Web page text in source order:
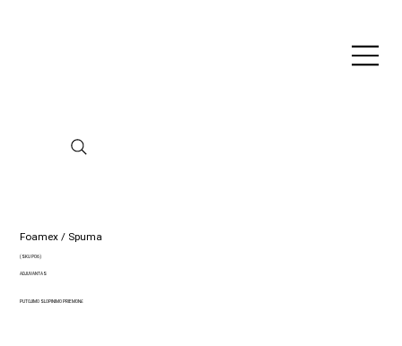
Foamex / Spuma
(SKU P06)
ADJUVANTAS
PUTOJIMO SLOPINIMO PRIEMONĖ